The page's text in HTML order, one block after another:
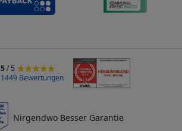
5/ 5
1449 Bewertungen
Nirgendwo Besser Garantie